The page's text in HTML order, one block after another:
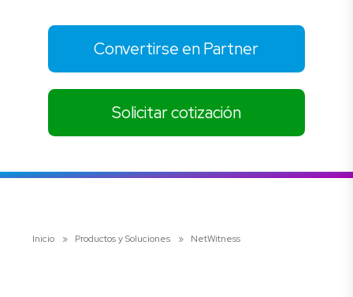
Convertirse en Partner
Solicitar cotización
Inicio » Productos y Soluciones » NetWitness